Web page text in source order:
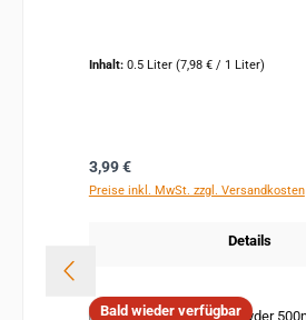
Inhalt: 0.5 Liter (7,98 € / 1 Liter)
Regulärer Preis:
3,99 €
Preise inkl. MwSt. zzgl. Versandkosten
Details
Bald wieder verfügbar